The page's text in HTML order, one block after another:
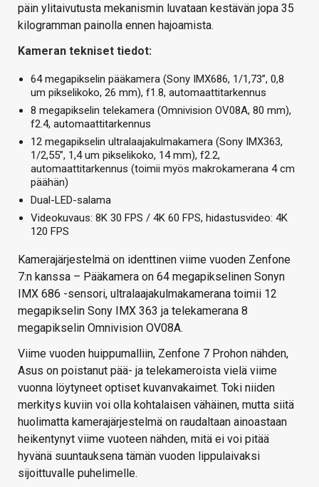
päin ylitaivutusta mekanismin luvataan kestävän jopa 35
kilogramman painolla ennen hajoamista.
Kameran tekniset tiedot:
64 megapikselin pääkamera (Sony IMX686, 1/1,73”, 0,8
um pikselikoko, 26 mm), f1.8, automaattitarkennus
8 megapikselin telekamera (Omnivision OV08A, 80 mm),
f2.4, automaattitarkennus
12 megapikselin ultralaajakulmakamera (Sony IMX363,
1/2,55”, 1,4 um pikselikoko, 14 mm), f2.2,
automaattitarkennus (toimii myös makrokamerana 4 cm
päähän)
Dual-LED-salama
Videokuvaus: 8K 30 FPS / 4K 60 FPS, hidastusvideo: 4K
120 FPS
Kamerajärjestelmä on identtinen viime vuoden Zenfone
7:n kanssa – Pääkamera on 64 megapikselinen Sonyn
IMX 686 -sensori, ultralaajakulmakamerana toimii 12
megapikselin Sony IMX 363 ja telekamerana 8
megapikselin Omnivision OV08A.
Viime vuoden huippumalliin, Zenfone 7 Prohon nähden,
Asus on poistanut pää- ja telekameroista vielä viime
vuonna löytyneet optiset kuvanvakaimet. Toki niiden
merkitys kuviin voi olla kohtalaisen vähäinen, mutta siitä
huolimatta kamerajärjestelmä on raudaltaan ainoastaan
heikentynyt viime vuoteen nähden, mitä ei voi pitää
hyvänä suuntauksena tämän vuoden lippulaivaksi
sijoittuvalle puhelimelle.